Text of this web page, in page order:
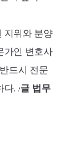
지위와 분양
가인 변호사
드시 전문
다. /글 법무